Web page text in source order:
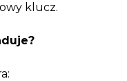
klucz.